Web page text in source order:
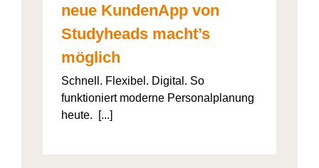
neue KundenApp von
Studyheads macht’s
möglich
Schnell. Flexibel. Digital. So
funktioniert moderne Personalplanung
heute. [...]